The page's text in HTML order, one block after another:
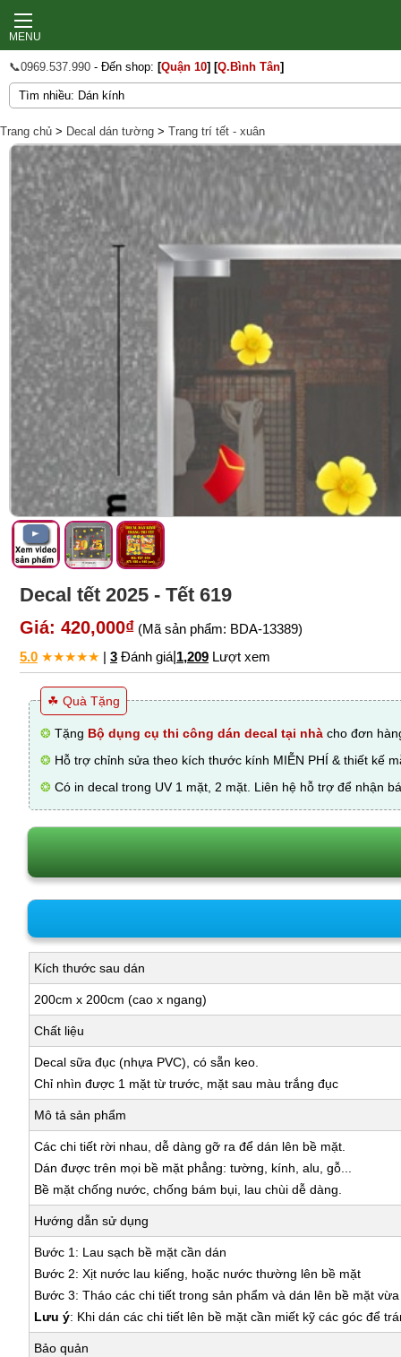
MENU
📞0969.537.990 - Đến shop: [Quận 10] [Q.Bình Tân]
Trang chủ > Decal dán tường > Trang trí tết - xuân
Decal tết 2025 - Tết 619
Giá: 420,000₫ (Mã sản phẩm: BDA-13389)
5.0 ★★★★★ | 3 Đánh giá 1,209 Lượt xem
☘ Quà Tặng
❂ Tặng Bộ dụng cụ thi công dán decal tại nhà cho đơn
❂ Hỗ trợ chỉnh sửa theo kích thước kính MIỄN PHÍ & thiết kế
❂ Có in decal trong UV 1 mặt, 2 mặt. Liên hệ hỗ trợ để nhận
Kích thước sau dán
200cm x 200cm (cao x ngang)
Chất liệu
Decal sữa đục (nhựa PVC), có sẵn keo.
Chỉ nhìn được 1 mặt từ trước, mặt sau màu trắng đục
Mô tả sản phẩm
Các chi tiết rời nhau, dễ dàng gỡ ra để dán lên bề mặt.
Dán được trên mọi bề mặt phẳng: tường, kính, alu, gỗ...
Bề mặt chống nước, chống bám bụi, lau chùi dễ dàng.
Hướng dẫn sử dụng
Bước 1: Lau sạch bề mặt cần dán
Bước 2: Xịt nước lau kiếng, hoặc nước thường lên bề mặt
Bước 3: Tháo các chi tiết trong sản phẩm và dán lên bề mặt
Lưu ý: Khi dán các chi tiết lên bề mặt cần miết kỹ các góc để
Bảo quản